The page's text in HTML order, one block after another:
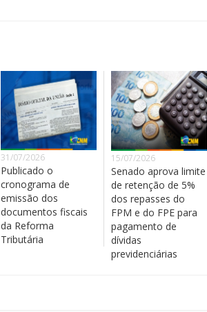
31/07/2026
Publicado o
cronograma de
emissão dos
documentos fiscais
da Reforma
Tributária
15/07/2026
Senado aprova limite
de retenção de 5%
dos repasses do
FPM e do FPE para
pagamento de
dívidas
previdenciárias